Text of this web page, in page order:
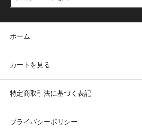
ホーム
カートを見る
特定商取引法に基づく表記
プライバシーポリシー